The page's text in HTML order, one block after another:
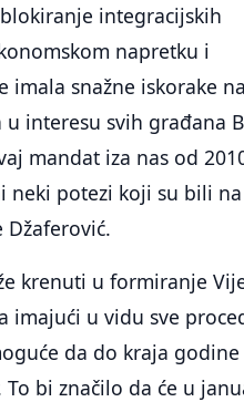
integracijskih
napretku i
imala snažne iskorake na
interesu svih građana
mandat iza nas od
neki potezi koji su bili na
Džaferović.
krenuti u formiranje
imajući u vidu sve
da do kraja godine
bi značilo da će u